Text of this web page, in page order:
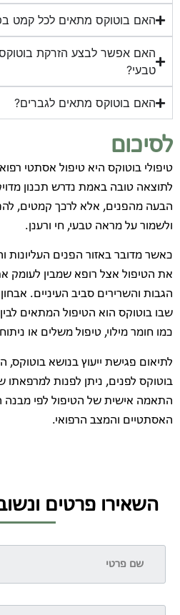
האם בוטוקס מתאים לכל קמט
האם אפשר לבצע הזרקת
טבעי?
האם בוטוקס מתאים לגברים?
לסיכום
טיפולי בוטוקס היא טיפול אסתטי
לתוצאה טובה באמת נדרש תכנון
הבעה מהפנים, אלא לרכך קמטים,
ולשמור על מראה טבעי, חי ורענן.
כאשר מדובר באזור הפנים העליונות
את הטיפול אצל רופא שמבין לעומק
הגבות והשרירים סביב העיניים. אבחון
שבו בוטוקס הוא הטיפול המתאים
כמו חומר מילוי, טיפול משלים או
לתיאום פגישת ייעוץ בנושא בוטוקס,
בוטוקס לפנים, ניתן לפנות למרפאתו
התאמה אישית של הטיפול לפי מבנה
האסתטיים והמצב הרפואי.
השאירו פרטים